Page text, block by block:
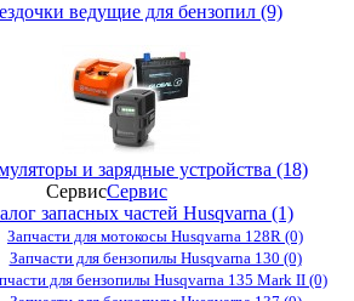
ведущие для бензопил (9)
и зарядные устройства (18)
СервисСервис
запасных частей Husqvarna (1)
Запчасти для мотокосы Husqvarna 128R (0)
Запчасти для бензопилы Husqvarna 130 (0)
для бензопилы Husqvarna 135 Mark II (0)